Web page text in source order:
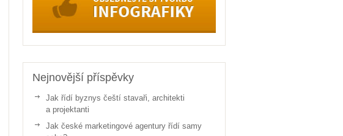
Nejnovější příspěvky
Jak řídí byznys čeští stavaři, architekti
a projektanti
Jak české marketingové agentury řídí samy